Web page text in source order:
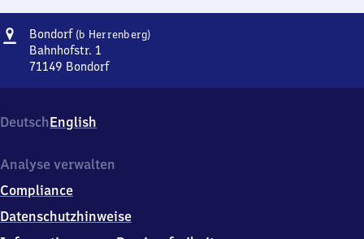
Adresse
Bondorf (b Herrenberg)Bondorf
Bahnhofstr. 1
71149 Bondorf
Herrenberg),
Bahnhofstr.
7
1
4
DeutschEnglish
Analyse verwalten
Compliance
Datenschutzhinweise